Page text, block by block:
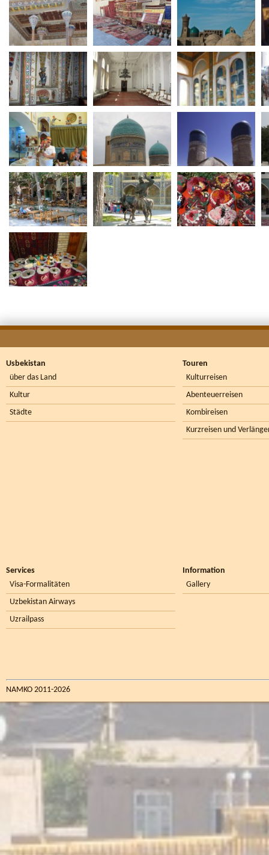
Usbekistan
über das Land
Kultur
Städte
Touren
Kulturreisen
Abenteuerreisen
Kombireisen
Kurzreisen und
Services
Visa-Formalitäten
Uzbekistan Airways
Uzrailpass
Information
Gallery
NAMKO 2011-2026